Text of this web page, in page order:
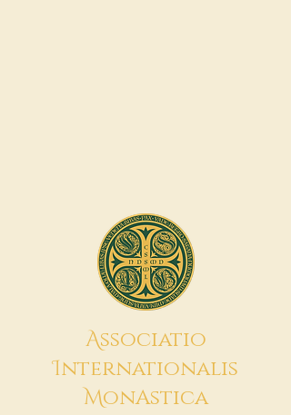
Associatio
Internationalis
MonAstica